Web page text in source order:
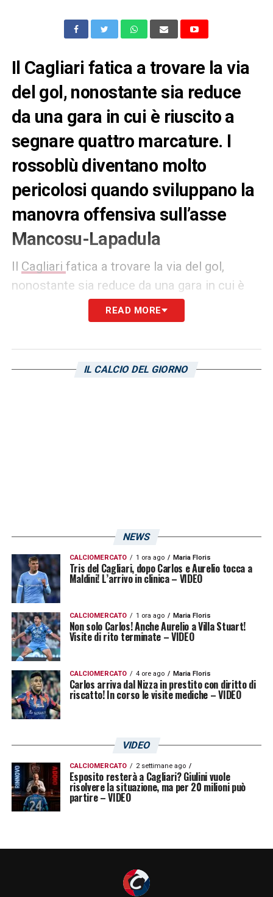
Il Cagliari fatica a trovare la via
del gol, nonostante sia reduce
da una gara in cui è riuscito a
segnare quattro marcature. I
rossoblù diventano molto
pericolosi quando sviluppano la
manovra offensiva sull’asse
Mancosu-Lapadula
Il Cagliari fatica a trovare la via del gol,
nonostante sia reduce da una gara in cui è
riuscito a segnare quattro marcature. I
rossoblù diventano molto pericolosi quando
READ MORE
IL CALCIO DEL GIORNO
NEWS
CALCIOMERCATO 1 ora ago Maria Floris
Tris del Cagliari, dopo Carlos e Aurelio tocca a
Maldini! L’arrivo in clinica – VIDEO
CALCIOMERCATO 1 ora ago Maria Floris
Non solo Carlos! Anche Aurelio a Villa Stuart!
Visite di rito terminate – VIDEO
CALCIOMERCATO 4 ore ago Maria Floris
Carlos arriva dal Nizza in prestito con diritto di
riscatto! In corso le visite mediche – VIDEO
VIDEO
CALCIOMERCATO 2 settimane ago
Esposito resterà a Cagliari? Giulini vuole
risolvere la situazione, ma per 20 milioni può
partire – VIDEO